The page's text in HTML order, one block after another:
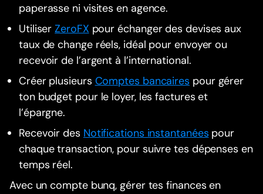
paperasse ni visites en agence.
UtiliserZeroFX pour échanger des devises aux
taux de change réels, idéal pour envoyer ou
recevoir de l’argent à l’international.
Créer plusieurs Comptes bancaires pour gérer
ton budget pour le loyer, les factures et
l’épargne.
Recevoir des Notifications instantanées pour
chaque transaction, pour suivre tes dépenses en
temps réel.
Avec un compte bunq, gérer tes finances en